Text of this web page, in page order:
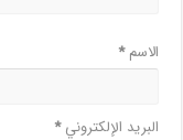
الاسم*
البريد الإلكتروني*